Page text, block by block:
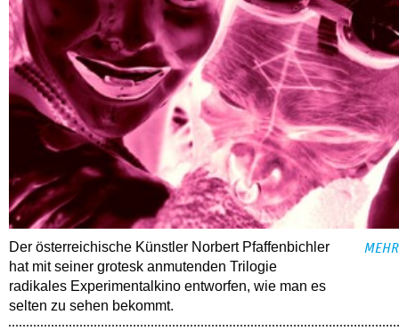
Der österreichische Künstler Norbert Pfaffenbichler
hat mit seiner grotesk anmutenden Trilogie
radikales Experimentalkino entworfen, wie man es
selten zu sehen bekommt.
MEHR